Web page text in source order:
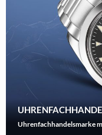
Uhrenfachhandelsmarke